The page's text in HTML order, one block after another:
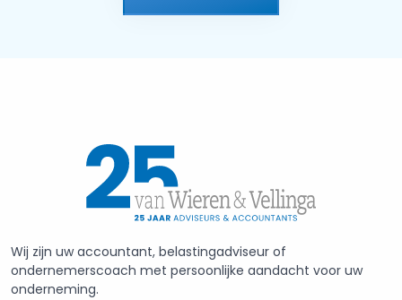
Wij zijn uw accountant, belastingadviseur of
ondernemerscoach met persoonlijke aandacht voor uw
onderneming.